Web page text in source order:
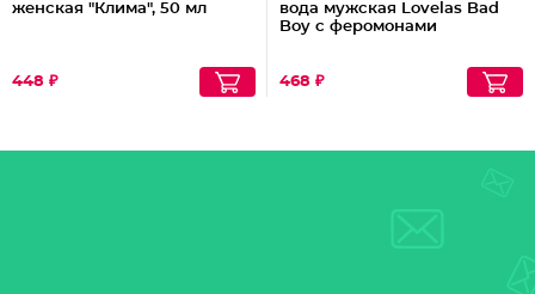
женская "Клима", 50 мл
448 ₽
вода мужская Lovelas Bad
Boy с феромонами
468 ₽